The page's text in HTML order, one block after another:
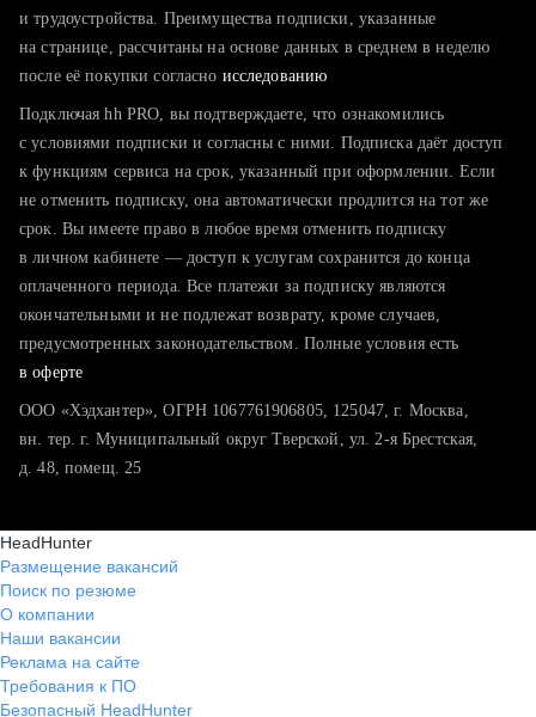
тратите много времени на поиск и вручную поднимаете
хотите сравнить себя с конкурентами и оценить шансы
и трудоустройства. Преимущества подписки, указанные
на странице, рассчитаны на основе данных в среднем в неделю
после её покупки согласно исследованию
Подключая hh PRO, вы подтверждаете, что ознакомились
с условиями подписки и согласны с ними. Подписка даёт доступ
к функциям сервиса на срок, указанный при оформлении. Если
не отменить подписку, она автоматически продлится на тот же
срок. Вы имеете право в любое время отменить подписку
в личном кабинете — доступ к услугам сохранится до конца
оплаченного периода. Все платежи за подписку являются
окончательными и не подлежат возврату, кроме случаев,
предусмотренных законодательством. Полные условия есть
в оферте
ООО «Хэдхантер», ОГРН 1067761906805, 125047, г. Москва,
вн. тер. г. Муниципальный округ Тверской, ул. 2-я Брестская,
д. 48, помещ. 25
HeadHunter
Размещение вакансий
Поиск по резюме
О компании
Наши вакансии
Реклама на сайте
Требования к ПО
Безопасный HeadHunter